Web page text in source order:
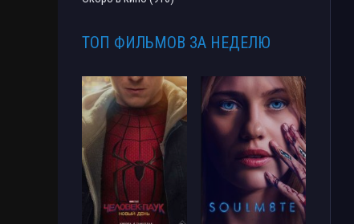
ТОП ФИЛЬМОВ ЗА НЕДЕЛЮ